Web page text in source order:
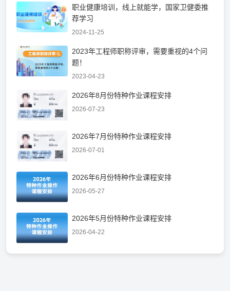
职业健康培训，线上就能学，国家卫健委推
荐学习
2024-11-25
2023年工程师职称评审，需要重视的4个问
题！
2023-04-23
2026年8月份特种作业课程安排
2026-07-23
2026年7月份特种作业课程安排
2026-07-01
2026年6月份特种作业课程安排
2026-05-27
2026年5月份特种作业课程安排
2026-04-22